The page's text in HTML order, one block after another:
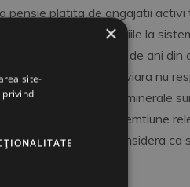
pensie platita de angajatii activi
lucreaza, contributiile la
de la zero in 20 de ani din
infrastructura feroviara nu
vreo 6 ore, resursele minerale
vreun drept de preemtiune
mariri de salariu si considera ca
×
site-
privind